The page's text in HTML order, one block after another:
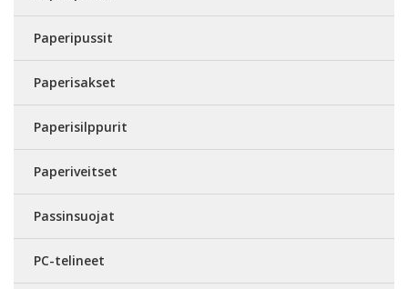
Paperipussit
Paperisakset
Paperisilppurit
Paperiveitset
Passinsuojat
PC-telineet